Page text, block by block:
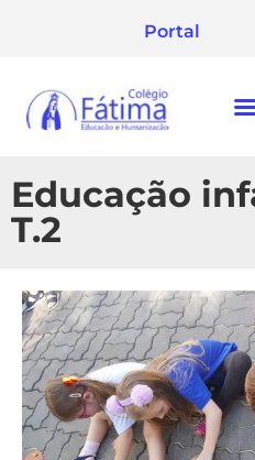
Portal
Educação
T.2